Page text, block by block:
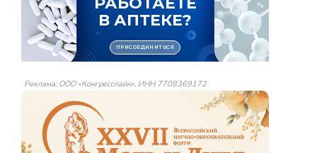
Реклама: ООО «Конгресслайн», ИНН 7708369172